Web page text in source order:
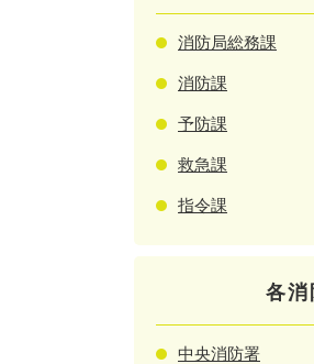
消防局総務課
消防課
予防課
救急課
指令課
各消
中央消防署